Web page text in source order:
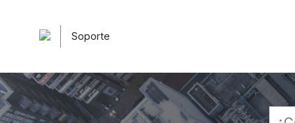
Soporte